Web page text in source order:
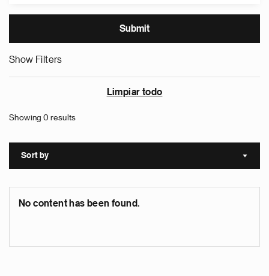
Show Filters
Limpiar todo
Showing 0 results
Sort by Sort
No content has been found.